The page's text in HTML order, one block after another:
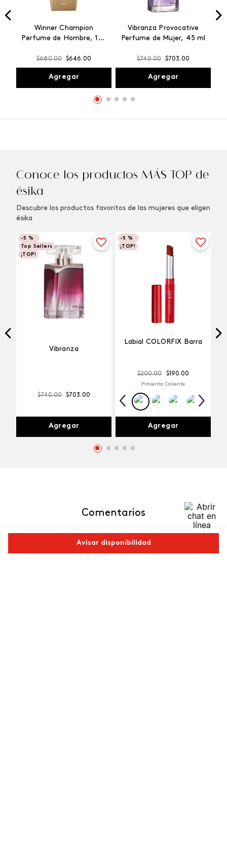
Avisar disponibilidad
Winner Champion
Perfume de Hombre, 100
$680.00 $646.00
Agregar
Vibranza Provocative
Perfume de Mujer, 45 ml
$740.00 $703.00
Agregar
Conoce los productos MÁS TOP de
ésika
Descubre los productos favoritos de las mujeres que eligen
ésika
-5 %
Top Sellers
¡TOP!
Vibranza
Agregar
-5 %
¡TOP!
Labial COLORFIX Barra
$200.00 $190.00
Pimienta Caliente
Agregar
Comentarios
cargando el resumen…